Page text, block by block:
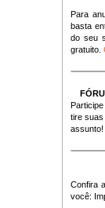
Para
basta
do seu
gratuito.
tire
Confira
você: